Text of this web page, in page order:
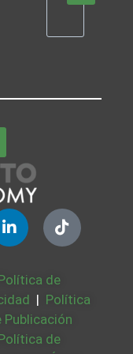
de
| Política
Publicación
de